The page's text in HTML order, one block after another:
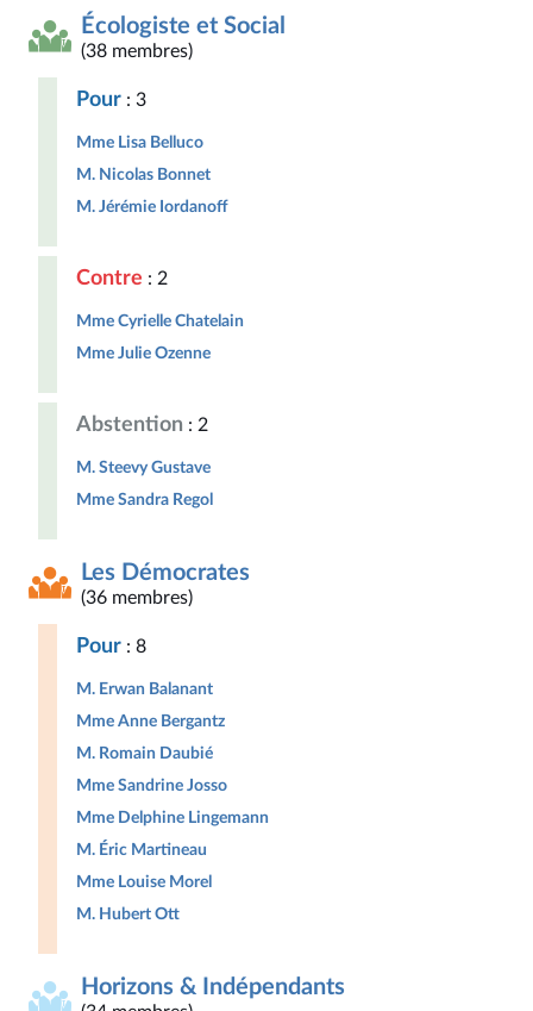
Écologiste et Social
(38 membres)
Pour : 3
Mme Lisa Belluco
M. Nicolas Bonnet
M. Jérémie Iordanoff
Contre : 2
Mme Cyrielle Chatelain
Mme Julie Ozenne
Abstention : 2
M. Steevy Gustave
Mme Sandra Regol
Les Démocrates
(36 membres)
Pour : 8
M. Erwan Balanant
Mme Anne Bergantz
M. Romain Daubié
Mme Sandrine Josso
Mme Delphine Lingemann
M. Éric Martineau
Mme Louise Morel
M. Hubert Ott
Horizons & Indépendants